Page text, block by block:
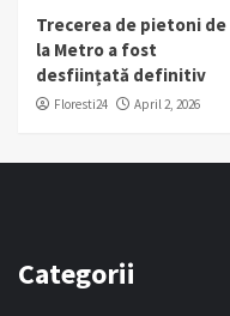
Trecerea de pietoni de
la Metro a fost
desființată definitiv
Floresti24 April 2, 2026
Categorii